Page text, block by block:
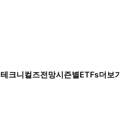
테크니컬즈전망시즌별ETFs더보기